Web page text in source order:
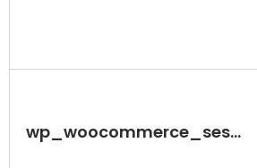
wp_woocommerce_ses…